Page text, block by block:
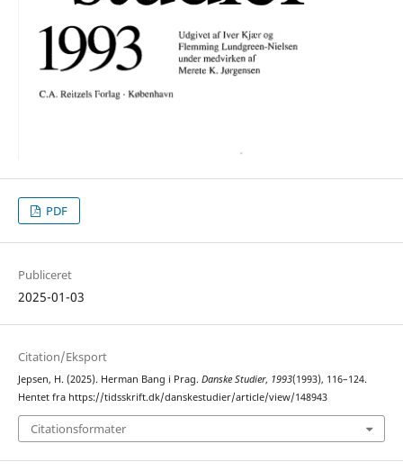
PDF
Publiceret
2025-01-03
Citation/Eksport
Jepsen, H. (2025). Herman Bang i Prag. Danske Studier, 1993(1993), 116–124.
Hentet fra https://tidsskrift.dk/danskestudier/article/view/148943
Citationsformater